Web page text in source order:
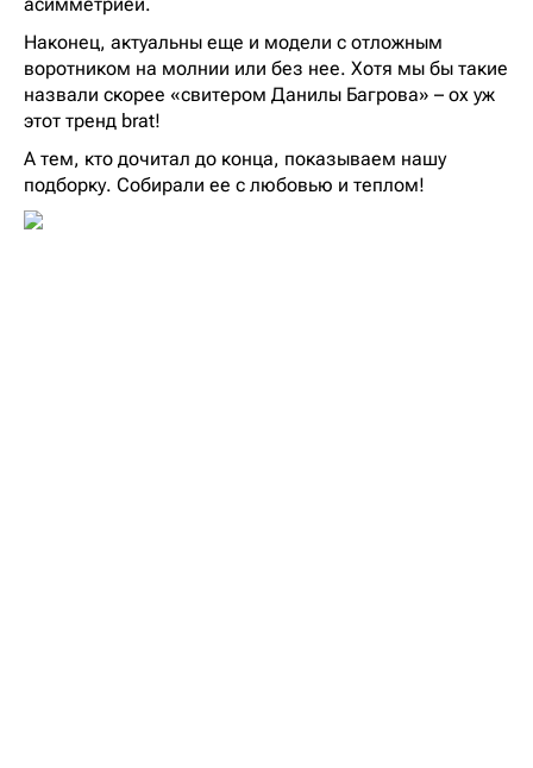
Наконец, актуальны еще и модели с отложным
воротником на молнии или без нее. Хотя мы бы такие
назвали скорее «свитером Данилы Багрова» – ох уж
этот тренд brat!
А тем, кто дочитал до конца, показываем нашу
подборку. Собирали ее с любовью и теплом!